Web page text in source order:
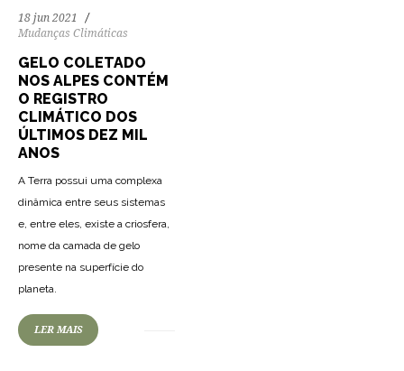
18 jun 2021
Mudanças Climáticas
GELO COLETADO
NOS ALPES CONTÉM
O REGISTRO
CLIMÁTICO DOS
ÚLTIMOS DEZ MIL
ANOS
A Terra possui uma complexa
dinâmica entre seus sistemas
e, entre eles, existe a criosfera,
nome da camada de gelo
presente na superfície do
planeta.
LER MAIS